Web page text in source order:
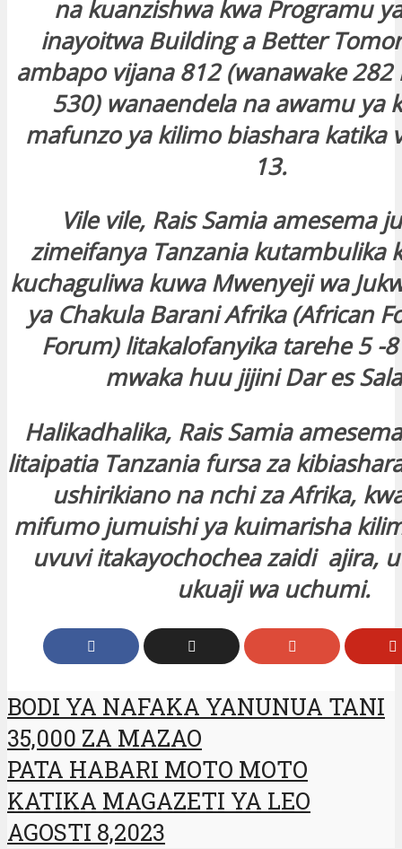
na kuanzishwa kwa Programu
inayoitwa Building a Better
ambapo vijana 812 (wanawake
530) wanaendela na awamu ya
mafunzo ya kilimo biashara katika
13.
Vile vile, Rais Samia amesema
zimeifanya Tanzania kutambulika
kuchaguliwa kuwa Mwenyeji wa
ya Chakula Barani Afrika (African
Forum) litakalofanyika tarehe 5 -
mwaka huu jijini Dar es
Halikadhalika, Rais Samia
litaipatia Tanzania fursa za
ushirikiano na nchi za Afrika,
mifumo jumuishi ya kuimarisha
uvuvi itakayochochea zaidi ajira,
ukuaji wa uchumi.
BODI YA NAFAKA YANUNUA TANI
35,000 ZA MAZAO
PATA HABARI MOTO MOTO
KATIKA MAGAZETI YA LEO
AGOSTI 8,2023